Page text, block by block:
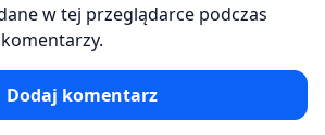
w tej przeglądarce podczas
Dodaj komentarz